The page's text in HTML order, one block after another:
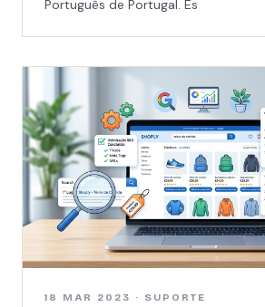
Português de Portugal. Es
18 MAR 2023 · SUPORTE